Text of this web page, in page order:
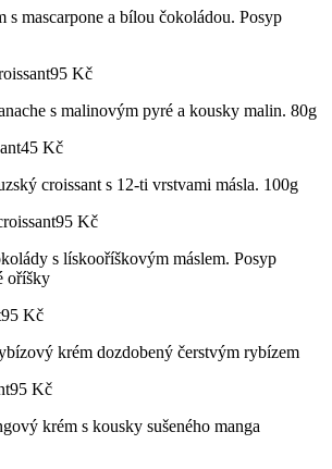
s mascarpone a bílou čokoládou. Posyp
95 Kč
s malinovým pyré a kousky malin. 80g
45 Kč
croissant s 12-ti vrstvami másla. 100g
95 Kč
s lískooříškovým máslem. Posyp
oříšky
95 Kč
krém dozdobený čerstvým rybízem
95 Kč
krém s kousky sušeného manga